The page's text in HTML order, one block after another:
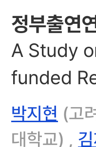
정부출연
A Study
funded
박지현 (고
대학교) ,